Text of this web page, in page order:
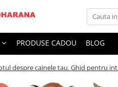
PRODUSE CADOU BLOG
despre cainele tau. Ghid pentru